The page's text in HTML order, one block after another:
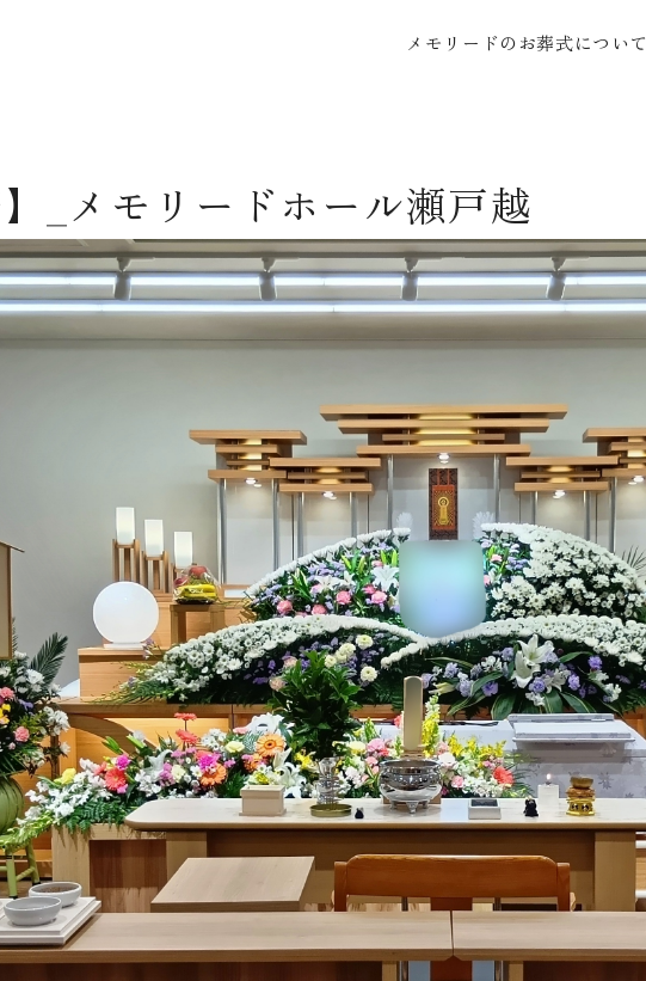
メモリードのお葬式について
】_メモリードホール瀬戸越